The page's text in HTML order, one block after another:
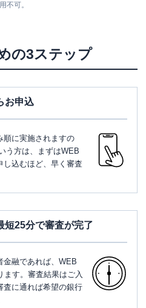
不可。
の3ステップ
お申込
順に実施されますの
う方は、まずはWEB
し込むほど、早く審査
短25分で審査が完了
金融であれば、WEB
ます。審査結果はご入
査に通れば希望の銀行